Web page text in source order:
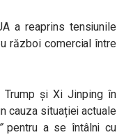
a reaprins tensiunile
război comercial între
Trump și Xi Jinping în
cauza situației actuale
pentru a se întâlni cu